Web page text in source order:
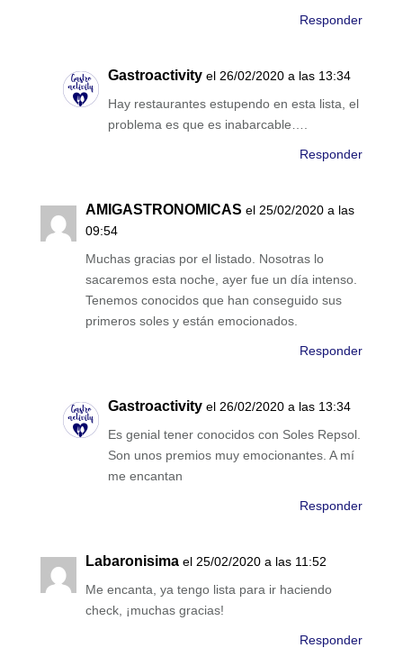
Responder
Gastroactivity el 26/02/2020 a las 13:34
Hay restaurantes estupendo en esta lista, el
problema es que es inabarcable….
Responder
AMIGASTRONOMICAS el 25/02/2020 a las
09:54
Muchas gracias por el listado. Nosotras lo
sacaremos esta noche, ayer fue un día intenso.
Tenemos conocidos que han conseguido sus
primeros soles y están emocionados.
Responder
Gastroactivity el 26/02/2020 a las 13:34
Es genial tener conocidos con Soles Repsol.
Son unos premios muy emocionantes. A mí
me encantan
Responder
Labaronisima el 25/02/2020 a las 11:52
Me encanta, ya tengo lista para ir haciendo
check, ¡muchas gracias!
Responder